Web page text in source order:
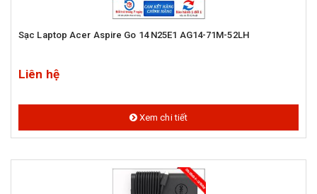
Sạc Laptop Acer Aspire Go 14 N25E1 AG14-71M-52LH
Liên hệ
Xem chi tiết